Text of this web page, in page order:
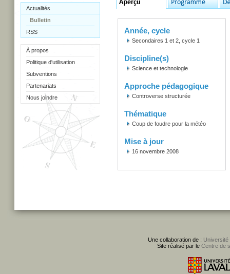
Actualités
Bulletin
RSS
À propos
Politique d'utilisation
Subventions
Partenariats
Nous joindre
Année, cycle
Secondaires 1 et 2, cycle 1
Discipline(s)
Science et technologie
Approche pédagogique
Controverse structurée
Thématique
Coup de foudre pour la météo
Mise à jour
16 novembre 2008
Une collaboration de : Université
Site réalisé par le Centre de